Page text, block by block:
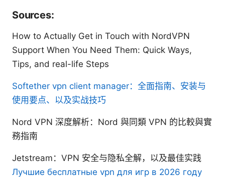
Sources:
How to Actually Get in Touch with NordVPN
Support When You Need Them: Quick Ways,
Tips, and real-life Steps
Softether vpn client manager：全面指南、安装与
使用要点、以及实战技巧
Nord VPN 深度解析：Nord 與同類 VPN 的比較與實
務指南
Jetstream：VPN 安全与隐私全解，以及最佳实践
Лучшие бесплатные vpn для игр в 2026 году